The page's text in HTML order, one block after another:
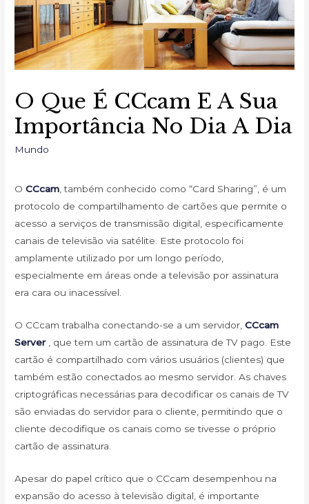
O Que É CCcam E A Sua
Importância No Dia A Dia
Mundo
OCCcam, também conhecido como “Card Sharing”, é um
protocolo de compartilhamento de cartões que permite o
acesso a serviços de transmissão digital, especificamente
canais de televisão via satélite. Este protocolo foi
amplamente utilizado por um longo período,
especialmente em áreas onde a televisão por assinatura
era cara ou inacessível.
O CCcam trabalha conectando-se a um servidor,CCcam
Server
, que tem um cartão de assinatura de TV pago. Este
cartão é compartilhado com vários usuários (clientes) que
também estão conectados ao mesmo servidor. As chaves
criptográficas necessárias para decodificar os canais de TV
são enviadas do servidor para o cliente, permitindo que o
cliente decodifique os canais como se tivesse o próprio
cartão de assinatura.
Apesar do papel crítico que o CCcam desempenhou na
expansão do acesso à televisão digital, é importante